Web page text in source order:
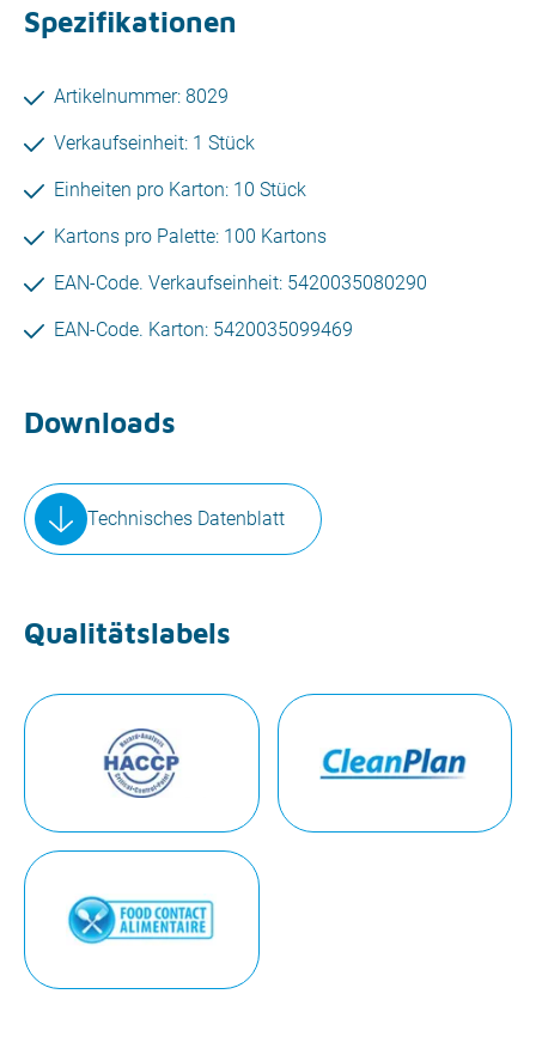
Spezifikationen
Artikelnummer: 8029
Verkaufseinheit: 1 Stück
Einheiten pro Karton: 10 Stück
Kartons pro Palette: 100 Kartons
EAN-Code. Verkaufseinheit: 5420035080290
EAN-Code. Karton: 5420035099469
Downloads
Technisches Datenblatt
Qualitätslabels